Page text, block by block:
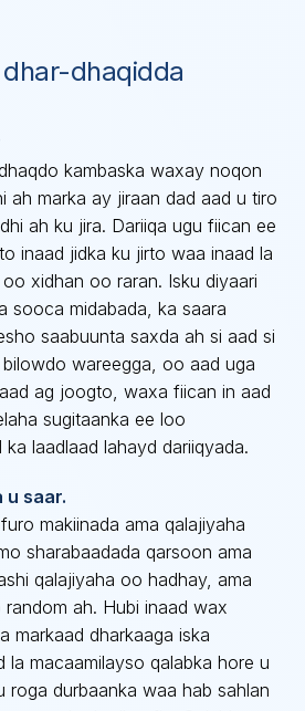
dhaqidda
kambaska waxay noqon
ah marka ay jiraan dad aad u tiro
ah ku jira. Dariiqa ugu fiican ee
inaad jidka ku jirto waa inaad la
xidhan oo raran. Isku diyaari
sooca midabada, ka saara
saabuunta saxda ah si aad si
wareegga, oo aad uga
ag joogto, waxa fiican in aad
sugitaanka ee loo
laadlaad lahayd dariiqyada.
u saar.
makiinada ama qalajiyaha
sharabaadada qarsoon ama
qalajiyaha oo hadhay, ama
ah. Hubi inaad wax
markaad dharkaaga iska
la macaamilayso qalabka hore u
roga durbaanka waa hab sahlan